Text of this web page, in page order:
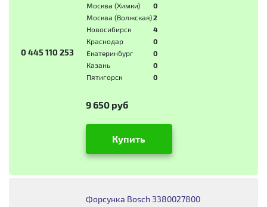
0 445 110 253
Москва (Химки)
0
Москва (Волжская)2
Новосибирск
4
Краснодар
0
Екатеринбург
0
Казань
0
Пятигорск
0
9 650 руб
Купить
Форсунка Bosch 3380027800